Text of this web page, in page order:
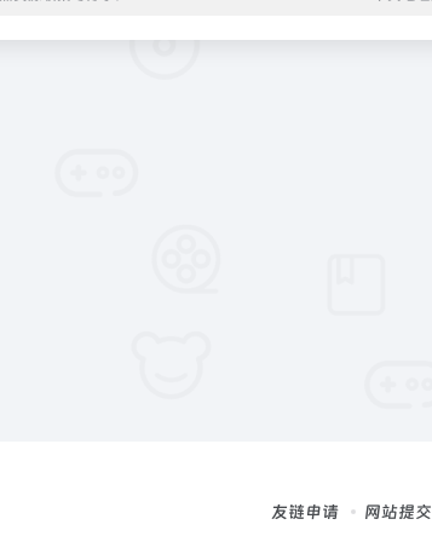
友链申请 网站提交